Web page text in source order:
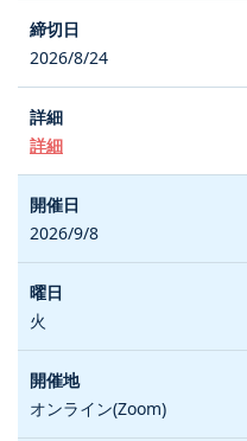
2026/8/24
詳細
2026/9/8
火
オンライン(Zoom)